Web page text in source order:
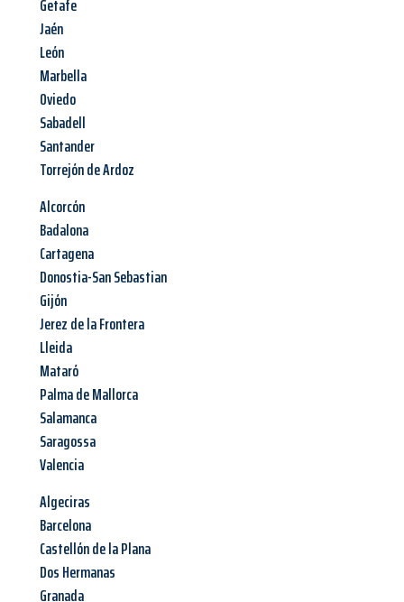
Getafe
Jaén
León
Marbella
Oviedo
Sabadell
Santander
Torrejón de Ardoz
Alcorcón
Badalona
Cartagena
Donostia-San Sebastian
Gijón
Jerez de la Frontera
Lleida
Mataró
Palma de Mallorca
Salamanca
Saragossa
Valencia
Algeciras
Barcelona
Castellón de la Plana
Dos Hermanas
Granada